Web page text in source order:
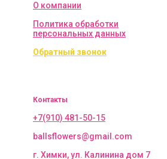
О компании
Политика обработки
персональных данных
Обратный звонок
Контакты
+7(910) 481-50-15
ballsflowers@gmail.com
г. Химки, ул. Калинина дом 7